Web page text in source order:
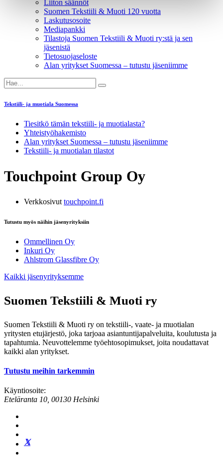
Liiton säännöt
Suomen Tekstiili & Muoti 120 vuotta
Laskutusosoite
Mediapankki
Tilastoja Suomen Tekstiili & Muoti ry:stä ja sen
jäsenistä
Tietosuojaseloste
Alan yritykset Suomessa – tutustu jäseniimme
Tekstiili- ja muotiala Suomessa
Tiesitkö tämän tekstiili- ja muotialasta?
Yhteistyö­hakemisto
Alan yritykset Suomessa – tutustu jäseniimme
Tekstiili- ja muotialan tilastot
Touchpoint Group Oy
Verkkosivut touchpoint.fi
Tutustu myös näihin jäsenyrityksiin
Ommellinen Oy
Inkuri Oy
Ahlstrom Glassfibre Oy
Kaikki jäsenyrityksemme
Suomen Tekstiili & Muoti ry
Suomen Tekstiili & Muoti ry on tekstiili-, vaate- ja muotialan
yritysten etujärjestö, joka tarjoaa asiantuntijapalveluita, koulutusta ja
tapahtumia. Neuvottelemme työehtosopimukset, joita noudattavat
kaikki alan yritykset.
Tutustu meihin tarkemmin
Käyntiosoite:
Eteläranta 10, 00130 Helsinki